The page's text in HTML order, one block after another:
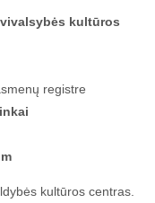
kultūros
registre
kultūros centras.